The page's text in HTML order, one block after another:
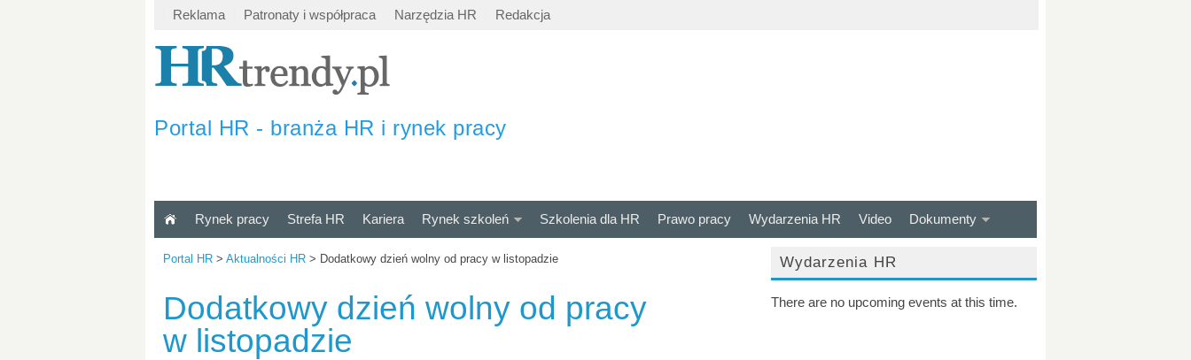
Reklama Patronaty i współpraca Narzędzia HR Redakcja
Portal HR - branża HR i rynek pracy
Rynek pracy Strefa HR Kariera Rynek szkoleń Szkolenia dla HR Prawo pracy Wydarzenia HR Video Dokumenty
Portal HR > Aktualności HR > Dodatkowy dzień wolny od pracy w listopadzie
Dodatkowy dzień wolny od pracy
w listopadzie
Wydarzenia HR
There are no upcoming events at this time.